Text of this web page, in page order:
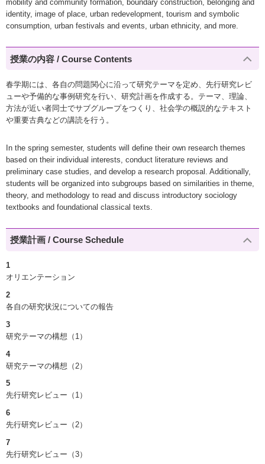
mobility and community formation, boundary construction, belonging and
identity, image of place, urban redevelopment, tourism and symbolic
consumption, urban festivals and events, urban ethnicity, and more.
授業の内容 / Course Contents
春学期には、各自の問題関心に沿って研究テーマを定め、先行研究レビ
ューや予備的な事例研究を行い、研究計画を作成する。テーマ、理論、
方法が近い者同士でサブグループをつくり、社会学の概説的なテキスト
や重要古典などの講読を行う。
In the spring semester, students will define their own research themes
based on their individual interests, conduct literature reviews and
preliminary case studies, and develop a research proposal. Additionally,
students will be organized into subgroups based on similarities in theme,
theory, and methodology to read and discuss introductory sociology
textbooks and foundational classical texts.
授業計画 / Course Schedule
1
オリエンテーション
2
各自の研究状況についての報告
3
研究テーマの構想（1）
4
研究テーマの構想（2）
5
先行研究レビュー（1）
6
先行研究レビュー（2）
7
先行研究レビュー（3）